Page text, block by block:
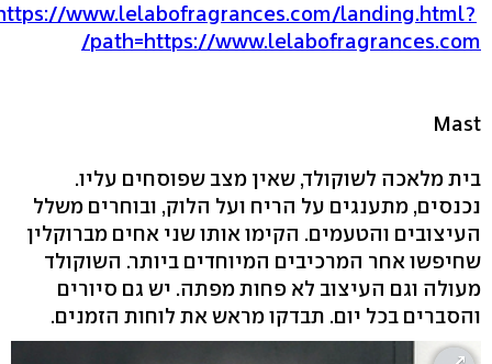
www.lelabofragrances.com/landing.html?
path=https://www.lelabofragrances.com/
Mast
בית מלאכה לשוקולד, שאין מצב שפוסחים עליו.
נכנסים, מתענגים על הריח ועל הלוק, ובוחרים משלל
העיצובים והטעמים. הקימו אותו שני אחים מברוקלין
שחיפשו אחר המרכיבים המיוחדים ביותר. השוקולד
מעולה וגם העיצוב לא פחות מפתה. יש גם סיורים
והסברים בכל יום. תבדקו מראש את לוחות הזמנים.